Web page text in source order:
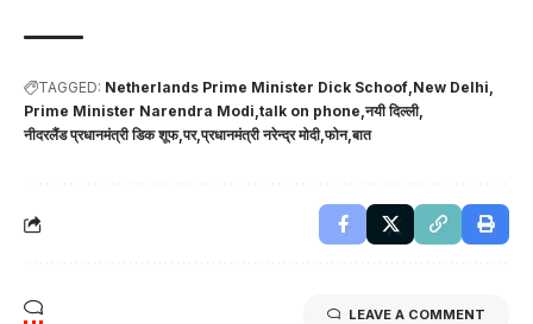
TAGGED: Netherlands Prime Minister Dick Schoof New Delhi
Prime Minister Narendra Modi talk on phone नयी दिल्ली
नीदरलैंड प्रधानमंत्री डिक शूफ पर प्रधानमंत्री नरेन्द्र मोदी फोन बात
LEAVE A COMMENT